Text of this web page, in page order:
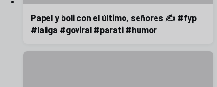
Papel y boli con el último, señores ✍️ #fyp
#laliga #goviral #parati #humor